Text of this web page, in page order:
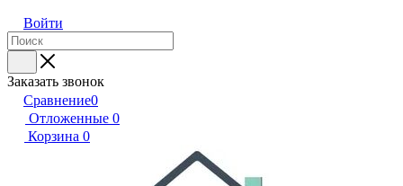
Войти
Заказать звонок
Сравнение0
Отложенные 0
Корзина 0